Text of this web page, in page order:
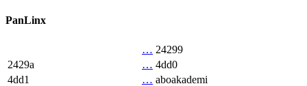
PanLinx
… 24299
2429a
… 4dd0
4dd1
… aboakademi